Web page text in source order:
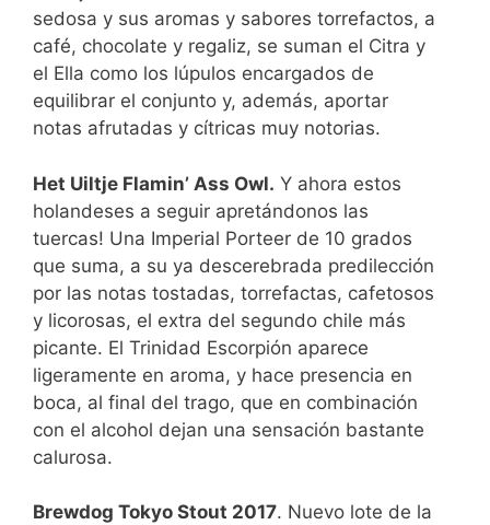
sedosa y sus aromas y sabores torrefactos, a
café, chocolate y regaliz, se suman el Citra y
el Ella como los lúpulos encargados de
equilibrar el conjunto y, además, aportar
notas afrutadas y cítricas muy notorias.
Het Uiltje Flamin’ Ass Owl. Y ahora estos
holandeses a seguir apretándonos las
tuercas! Una Imperial Porteer de 10 grados
que suma, a su ya descerebrada predilección
por las notas tostadas, torrefactas, cafetosos
y licorosas, el extra del segundo chile más
picante. El Trinidad Escorpión aparece
ligeramente en aroma, y hace presencia en
boca, al final del trago, que en combinación
con el alcohol dejan una sensación bastante
calurosa.
Brewdog Tokyo Stout 2017. Nuevo lote de la